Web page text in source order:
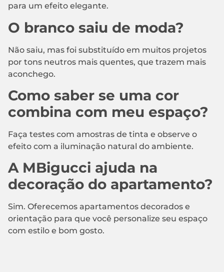
para um efeito elegante.
O branco saiu de moda?
Não saiu, mas foi substituído em muitos projetos
por tons neutros mais quentes, que trazem mais
aconchego.
Como saber se uma cor
combina com meu espaço?
Faça testes com amostras de tinta e observe o
efeito com a iluminação natural do ambiente.
A MBigucci ajuda na
decoração do apartamento?
Sim. Oferecemos apartamentos decorados e
orientação para que você personalize seu espaço
com estilo e bom gosto.